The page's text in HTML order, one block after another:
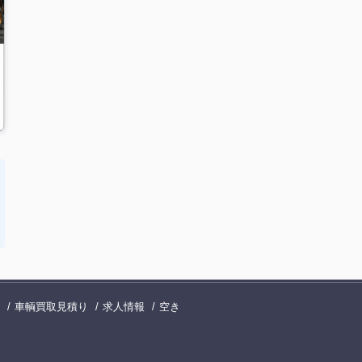
設機械の販売、買取、海外輸出に対応しています。
車輌買取見積り 求人情報 空き